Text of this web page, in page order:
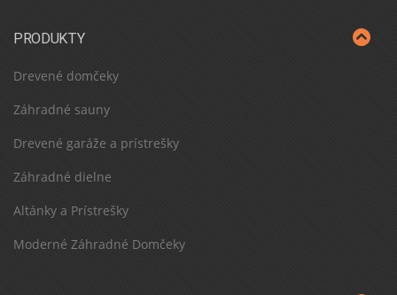
PRODUKTY
Drevené domčeky
Záhradné sauny
Drevené garáže a prístrešky
Záhradné dielne
Altánky a Prístrešky
Moderné Záhradné Domčeky